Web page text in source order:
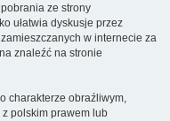
ze strony
ułatwia dyskusje przez
w internecie za
znaleźć na stronie
charakterze obraźliwym,
polskim prawem lub